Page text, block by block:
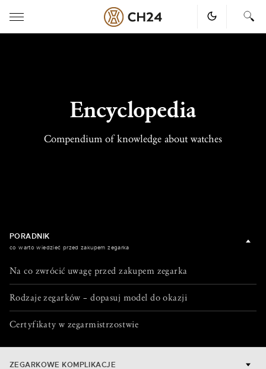
Encyclopedia
Compendium of knowledge about watches
PORADNIK
co warto wiedzieć przed zakupem zegarka
Na co zwrócić uwagę przed zakupem zegarka
Rodzaje zegarków – dopasuj model do okazji
Certyfikaty w zegarmistrzostwie
ZEGARKOWE KOMPLIKACJE